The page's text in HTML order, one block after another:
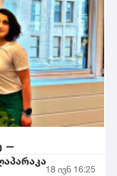
—
18 ივნ 16:25